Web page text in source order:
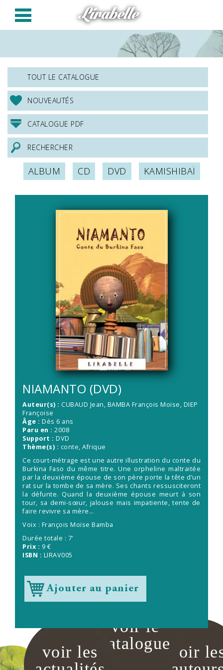
Panneau de gestion des cookies
Lirabelle
TOUT LE CATALOGUE
NOUVEAUTÉS
CATALOGUE PDF
RECHERCHER
ALBUM CD DVD KAMISHIBAÏ
NIAMANTO (DVD)
Auteur(s) : CUBAUD Jean, BAMBA François Moïse, DIEP
Françoise
Âge : Dès 6 ans
Paru en : 2008
Support : DVD
Thème(s) : conte, Afrique
Ce court-métrage est une autre illustration du conte du
Burkina Faso du même titre. Une orpheline maltraitée
par la deuxième épouse de son père porte la tête d’un
rat sur la tombe de sa mère. Ses chants ressusciteront
la défunte. Quand la deuxième épouse meurt à son
tour, sa demi-sœur, jalouse mais impatiente, tente de
faire revivre sa mère…
Voix : François Moïse Bamba
Durée totale : 7'
Prix : 9 €
ISBN : LIRAV005
Ajouter au panier
voir
voir le
catalogue
voir les